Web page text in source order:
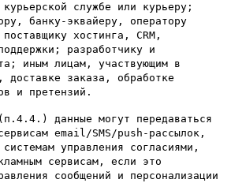
службе или курьеру;
банку-эквайеру, оператору
хостинга, CRM,
разработчику и
иным лицам, участвующим в
доставке заказа, обработке
и претензий.
данные могут передаваться
email/SMS/push-рассылок,
управления согласиями,
сервисам, если это
сообщений и персонализации